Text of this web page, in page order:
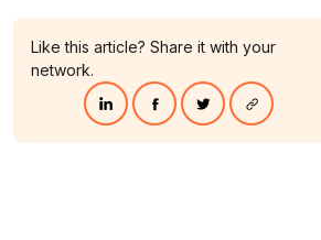
Like this article? Share it with your
network.